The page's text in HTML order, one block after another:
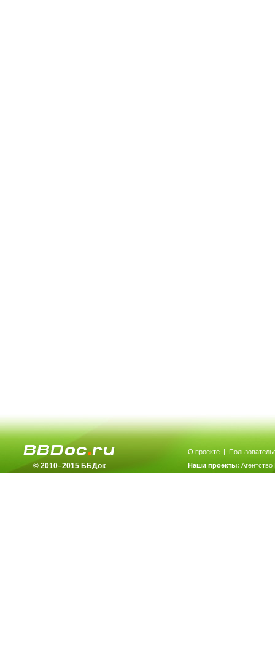
© 2010–2015 ББДок
О проекте |
Наши проекты: